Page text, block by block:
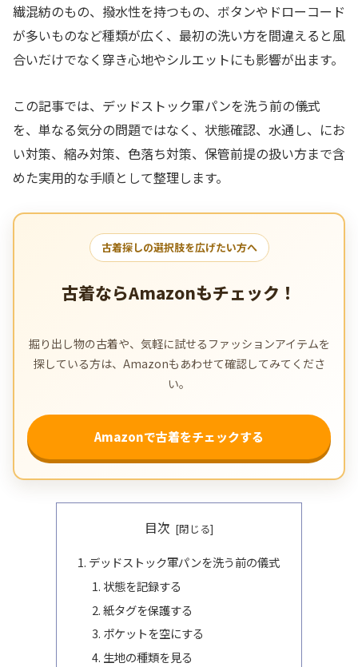
繊混紡のもの、撥水性を持つもの、ボタンやドローコード
が多いものなど種類が広く、最初の洗い方を間違えると風
合いだけでなく穿き心地やシルエットにも影響が出ます。
この記事では、デッドストック軍パンを洗う前の儀式
を、単なる気分の問題ではなく、状態確認、水通し、にお
い対策、縮み対策、色落ち対策、保管前提の扱い方まで含
めた実用的な手順として整理します。
古着探しの選択肢を広げたい方へ
古着ならAmazonもチェック！
掘り出し物の古着や、気軽に試せるファッションアイテムを
探している方は、Amazonもあわせて確認してみてくださ
い。
Amazonで古着をチェックする
目次
デッドストック軍パンを洗う前の儀式
状態を記録する
紙タグを保護する
ポケットを空にする
生地の種類を見る